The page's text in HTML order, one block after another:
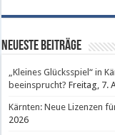
Neueste Beiträge
„Kleines Glücksspiel“ in
beeinsprucht? Freitag, 7.
Kärnten: Neue Lizenzen
2026